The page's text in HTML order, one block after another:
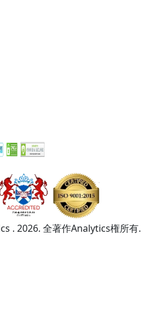
. 2026. 全著作Analytics権所有.